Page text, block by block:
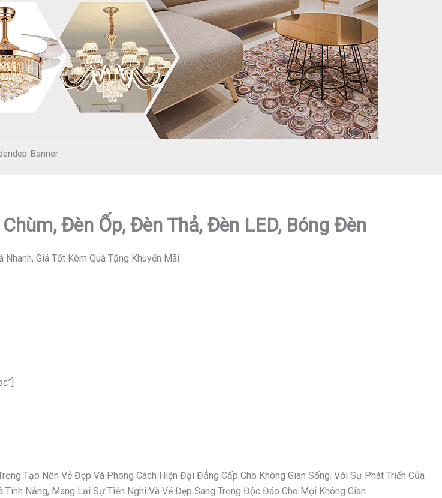
Banner
Đèn Ốp, Đèn Thả, Đèn LED, Bóng Đèn
Giá Tốt Kèm Quà Tặng Khuyến Mãi
Tạo Nên Vẻ Đẹp Và Phong Cách Hiện Đại Đẳng Cấp Cho Không Gian Sống. Với Sự Phát Triển Của
Năng, Mang Lại Sự Tiện Nghi Và Vẻ Đẹp Sang Trọng Độc Đáo Cho Mọi Không Gian.